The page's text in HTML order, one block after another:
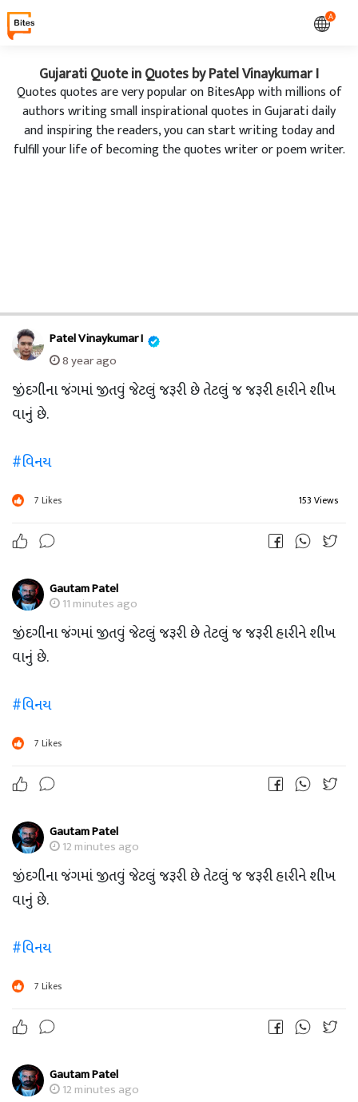
A
Gujarati Quote in Quotes by Patel Vinaykumar I
Quotes quotes are very popular on BitesApp with millions of
authors writing small inspirational quotes in Gujarati daily
and inspiring the readers, you can start writing today and
fulfill your life of becoming the quotes writer or poem writer.
Patel Vinaykumar I
8 year ago
જીંદગીના જંગમાં જીતવું જેટલું જરૂરી છે તેટલું જ જરૂરી હારીને શીખ
વાનું છે.
#વિનય
7 Likes 153 Views
Gautam Patel
11 minutes ago
જીંદગીના જંગમાં જીતવું જેટલું જરૂરી છે તેટલું જ જરૂરી હારીને શીખ
વાનું છે.
#વિનય
7 Likes
Gautam Patel
12 minutes ago
જીંદગીના જંગમાં જીતવું જેટલું જરૂરી છે તેટલું જ જરૂરી હારીને શીખ
વાનું છે.
#વિનય
7 Likes
Gautam Patel
12 minutes ago